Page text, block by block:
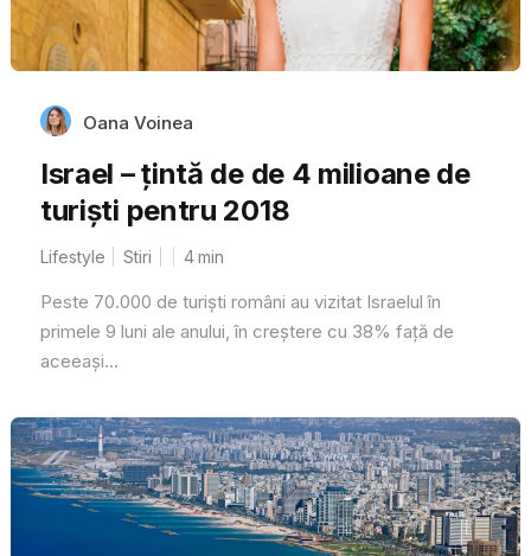
Oana Voinea
Israel – țintă de de 4 milioane de
turiști pentru 2018
Lifestyle Stiri 4min
Peste 70.000 de turiști români au vizitat Israelul în
primele 9 luni ale anului, în creștere cu 38% față de
aceeași...